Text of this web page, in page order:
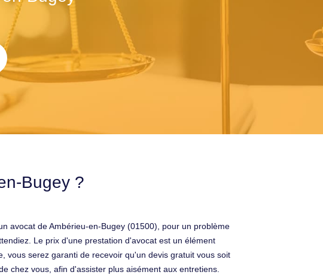
Bugey ?
avocat de Ambérieu-en-Bugey (01500), pour un problème
Le prix d'une prestation d'avocat est un élément
vous serez garanti de recevoir qu'un devis gratuit vous soit
chez vous, afin d'assister plus aisément aux entretiens.